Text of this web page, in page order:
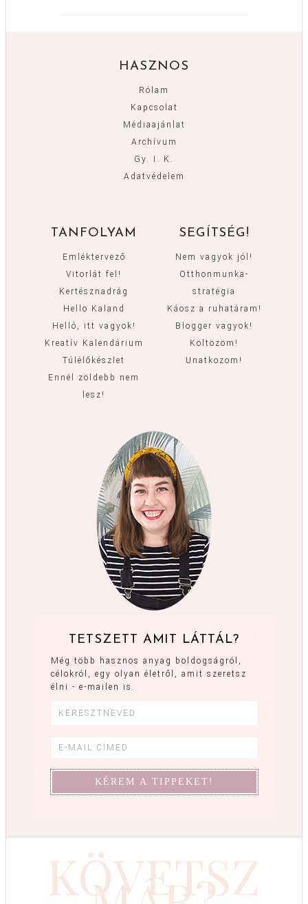
HASZNOS
Rólam
Kapcsolat
Médiaajánlat
Archívum
Gy. I. K.
Adatvédelem
TANFOLYAM
Emléktervező
Vitorlát fel!
Kertésznadrág
Hello Kaland
Helló, itt vagyok!
Kreatív Kalendárium
Túlélőkészlet
Ennél zöldebb nem
lesz!
SEGÍTSÉG!
Nem vagyok jól!
Otthonmunka-
stratégia
Káosz a ruhatáram!
Blogger vagyok!
Költözöm!
Unatkozom!
TETSZETT AMIT LÁTTÁL?
Még több hasznos anyag boldogságról,
célokról, egy olyan életről, amit szeretsz
élni - e-mailen is.
KÖVETSZ